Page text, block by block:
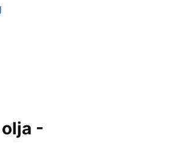
-